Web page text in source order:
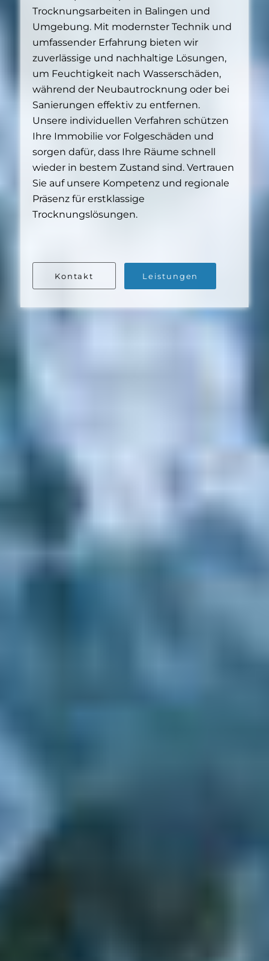
Trocknungsarbeiten in Balingen und
Umgebung. Mit modernster Technik und
umfassender Erfahrung bieten wir
zuverlässige und nachhaltige Lösungen,
um Feuchtigkeit nach Wasserschäden,
während der Neubautrocknung oder bei
Sanierungen effektiv zu entfernen.
Unsere individuellen Verfahren schützen
Ihre Immobilie vor Folgeschäden und
sorgen dafür, dass Ihre Räume schnell
wieder in bestem Zustand sind. Vertrauen
Sie auf unsere Kompetenz und regionale
Präsenz für erstklassige
Trocknungslösungen.
Kontakt Leistungen